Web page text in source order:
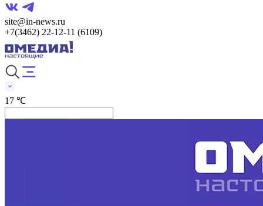
site@in-news.ru
+7(3462) 22-12-11 (6109)
17 ℃